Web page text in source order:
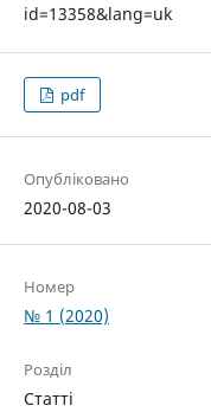
id=13358&lang=uk
pdf
Опубліковано
2020-08-03
Номер
№ 1 (2020)
Розділ
Статті